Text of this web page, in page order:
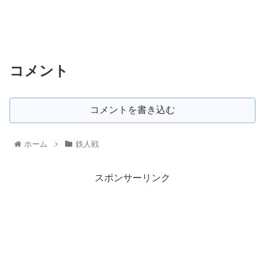
コメント
コメントを書き込む
ホーム 鉄人戦
スポンサーリンク